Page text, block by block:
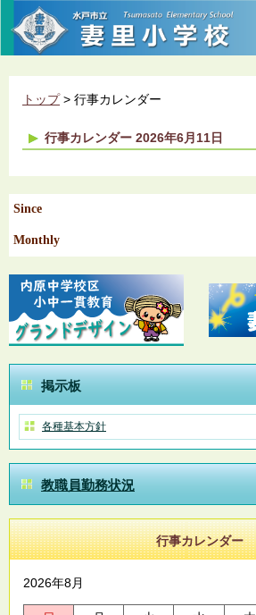
Since
Monthly
掲示板
各種基本方針
教職員勤務状況
行事カレンダー
2026年8月
トップ> 行事カレンダー
行事カレンダー 2026年6月11日